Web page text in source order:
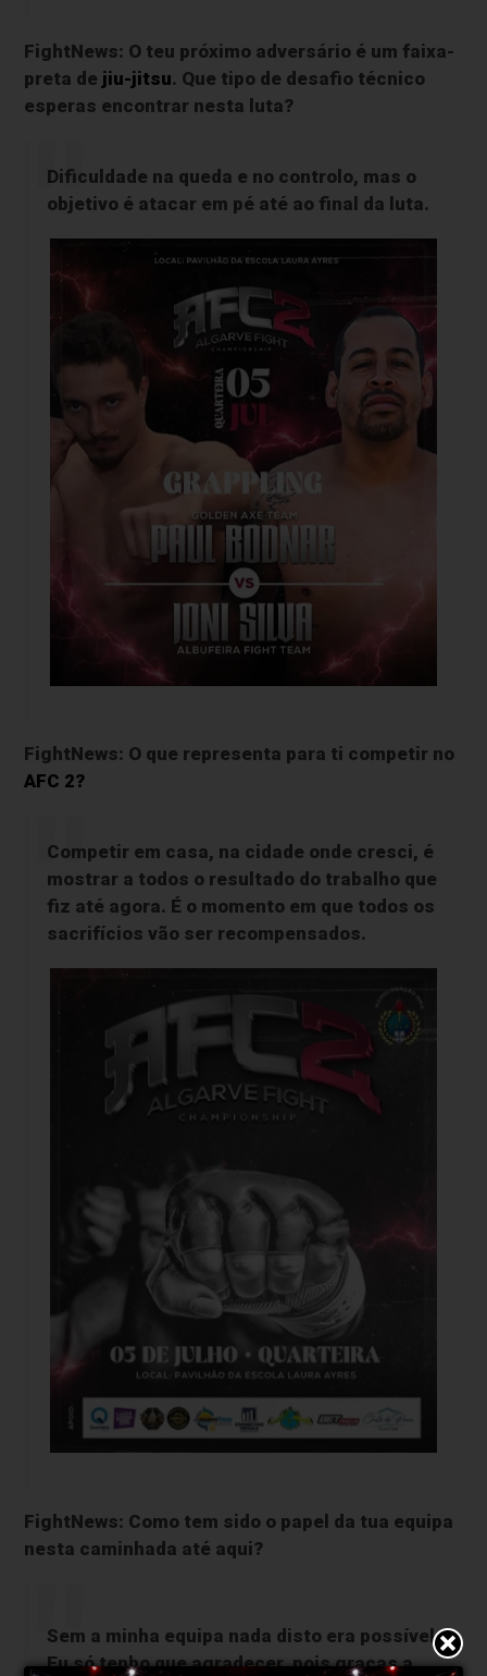
FightNews: O teu próximo adversário é um faixa-
preta de jiu-jitsu. Que tipo de desafio técnico
esperas encontrar nesta luta?
Dificuldade na queda e no controlo, mas o
objetivo é atacar em pé até ao final da luta.
FightNews: O que representa para ti competir no
AFC 2?
Competir em casa, na cidade onde cresci, é
mostrar a todos o resultado do trabalho que
fiz até agora. É o momento em que todos os
sacrifícios vão ser recompensados.
FightNews: Como tem sido o papel da tua equipa
nesta caminhada até aqui?
Sem a minha equipa nada disto era possível.
Eu só tenho que agradecer, pois graças a